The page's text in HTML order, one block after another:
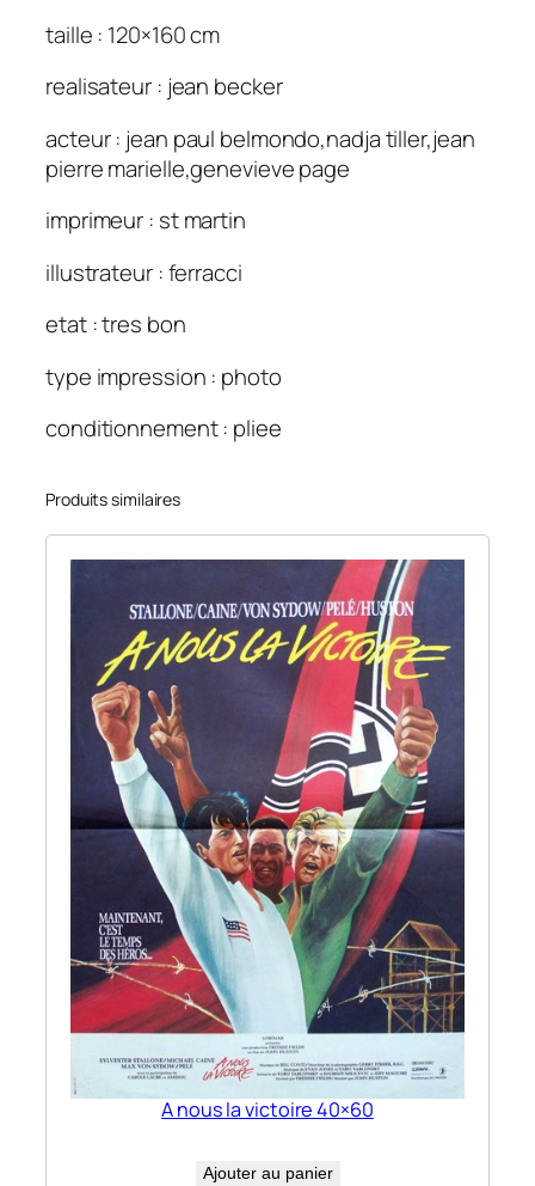
taille : 120×160 cm
realisateur : jean becker
acteur : jean paul belmondo,nadja tiller,jean
pierre marielle,genevieve page
imprimeur : st martin
illustrateur : ferracci
etat : tres bon
type impression : photo
conditionnement : pliee
Produits similaires
A nous la victoire 40×60
Ajouter au panier